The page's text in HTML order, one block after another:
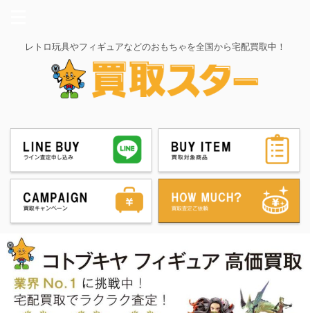
レトロ玩具やフィギュアなどのおもちゃを全国から宅配買取中！